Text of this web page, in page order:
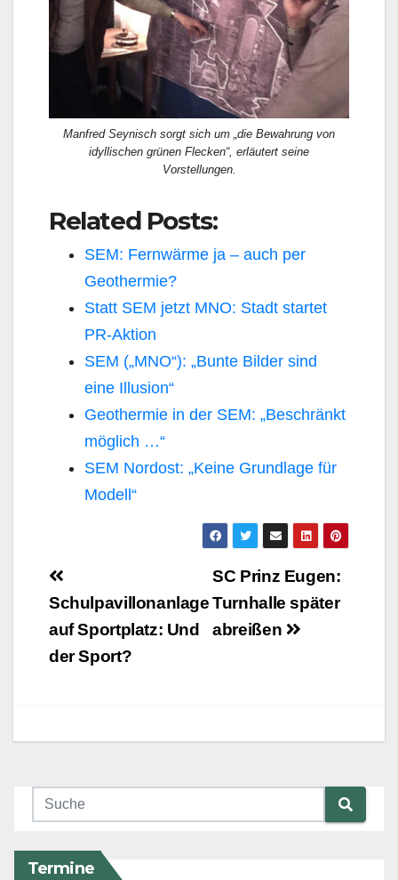
Manfred Seynisch sorgt sich um „die Bewahrung von
idyllischen grünen Flecken“, erläutert seine
Vorstellungen.
Related Posts:
SEM: Fernwärme ja – auch per
Geothermie?
Statt SEM jetzt MNO: Stadt startet
PR-Aktion
SEM („MNO“): „Bunte Bilder sind
eine Illusion“
Geothermie in der SEM: „Beschränkt
möglich …“
SEM Nordost: „Keine Grundlage für
Modell“
Beitragsnavigation
SC Prinz Eugen:
Turnhalle später
abreißen
Schulpavillonanlage
auf Sportplatz: Und
der Sport?
Termine